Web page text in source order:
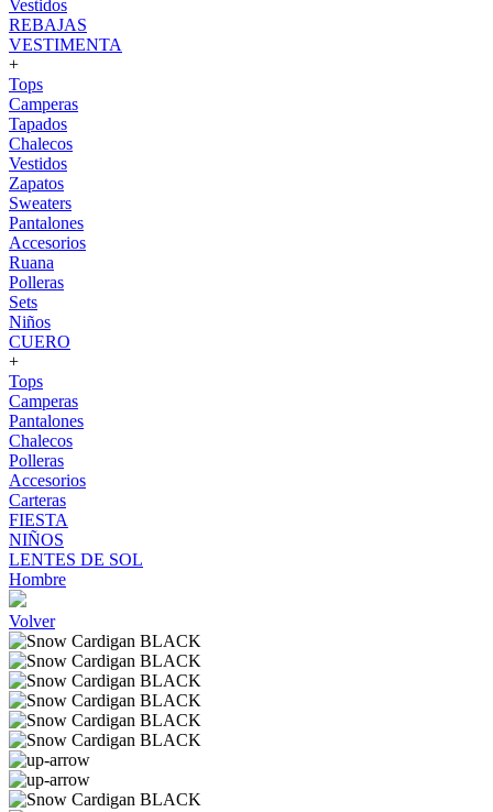
Vestidos
REBAJAS
VESTIMENTA
+
Tops
Camperas
Tapados
Chalecos
Vestidos
Zapatos
Sweaters
Pantalones
Accesorios
Ruana
Polleras
Sets
Niños
CUERO
+
Tops
Camperas
Pantalones
Chalecos
Polleras
Accesorios
Carteras
FIESTA
NIÑOS
LENTES DE SOL
Hombre
Volver